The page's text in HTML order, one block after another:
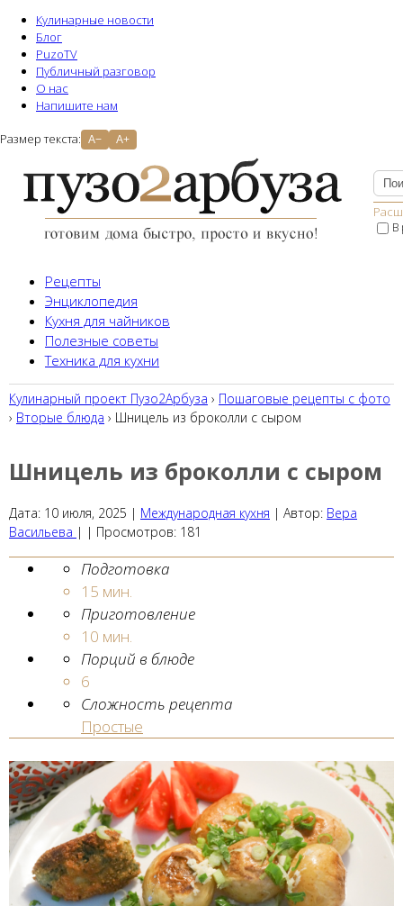
Кулинарные новости
Блог
PuzoTV
Публичный разговор
О нас
Напишите нам
Размер текста: A− A+
В
Рецепты
Энциклопедия
Кухня для чайников
Полезные советы
Техника для кухни
Кулинарный проект Пузо2Aрбуза › Пошаговые рецепты с фото
› Вторые блюда › Шницель из броколли с сыром
Шницель из броколли с сыром
Дата: 10 июля, 2025 | Международная кухня | Автор: Вера
Васильева | | Просмотров: 181
Подготовка
15 мин.
Приготовление
10 мин.
Порций в блюде
6
Сложность рецепта
Простые